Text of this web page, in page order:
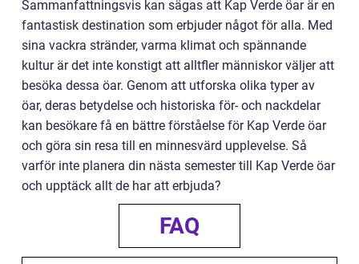
Sammanfattningsvis kan sägas att Kap Verde öar är en
fantastisk destination som erbjuder något för alla. Med
sina vackra stränder, varma klimat och spännande
kultur är det inte konstigt att alltfler människor väljer att
besöka dessa öar. Genom att utforska olika typer av
öar, deras betydelse och historiska för- och nackdelar
kan besökare få en bättre förståelse för Kap Verde öar
och göra sin resa till en minnesvärd upplevelse. Så
varför inte planera din nästa semester till Kap Verde öar
och upptäck allt de har att erbjuda?
FAQ